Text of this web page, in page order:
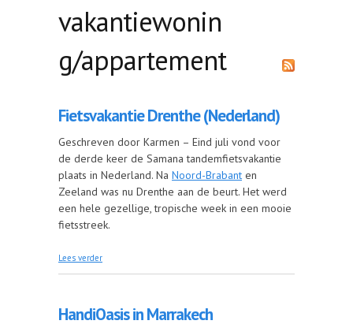
vakantiewonin
g/appartement
Fietsvakantie Drenthe (Nederland)
Geschreven door Karmen – Eind juli vond voor
de derde keer de Samana tandemfietsvakantie
plaats in Nederland. Na Noord-Brabant en
Zeeland was nu Drenthe aan de beurt. Het werd
een hele gezellige, tropische week in een mooie
fietsstreek.
Lees verder
HandiOasis in Marrakech